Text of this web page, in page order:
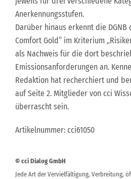
Anerkennungsstufen.
Darüber hinaus erkennt die DGNB
Comfort Gold“ im Kriterium
als Nachweis für die dort
Emissionsanforderungen an.
Redaktion hat recherchiert und
auf Seite 2. Mitglieder von cci
überrascht sein.
Artikelnummer: cci61050
© cci Dialog GmbH
Jede Art der Vervielfältigung, Verbreitung,